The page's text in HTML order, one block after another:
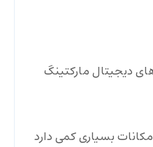
دیجیتال مارکتینگ
بسیاری کمی دارد